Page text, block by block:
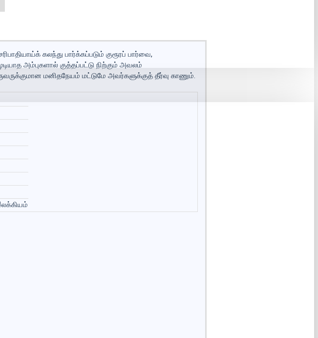
கலந்து பார்க்கப்படும் குரூரப் பார்வை,
அம்புகளால் குத்தப்பட்டு நிற்கும் அவலம்
மனிதநேயம் மட்டுமே அவர்களுக்குத் தீர்வு காணும்.